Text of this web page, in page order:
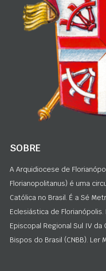
SOBRE
A Arquidiocese de
Florianopolitanus) é uma
Católica no Brasil. É a Sé
Eclesiástica de
Episcopal Regional Sul IV
Bispos do Brasil (CNBB). Ler